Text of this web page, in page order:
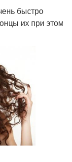
быстро
их при этом